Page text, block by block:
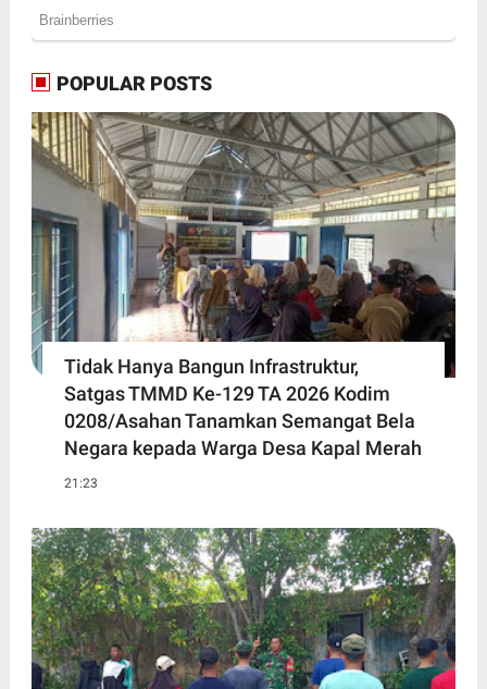
POPULAR POSTS
Tidak Hanya Bangun Infrastruktur,
Satgas TMMD Ke-129 TA 2026 Kodim
0208/Asahan Tanamkan Semangat Bela
Negara kepada Warga Desa Kapal Merah
21:23